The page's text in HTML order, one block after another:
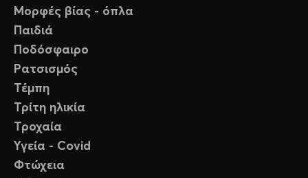
Μορφές βίας - όπλα
Παιδιά
Ποδόσφαιρο
Ρατσισμός
Τέμπη
Τρίτη ηλικία
Τροχαία
Υγεία - Covid
Φτώχεια